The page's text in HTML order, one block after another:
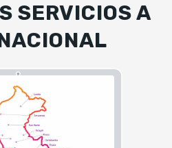
SERVICIOS A